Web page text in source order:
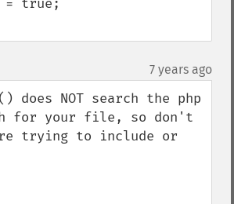
7 years ago
NOT search the php
for your file, so don't
trying to include or